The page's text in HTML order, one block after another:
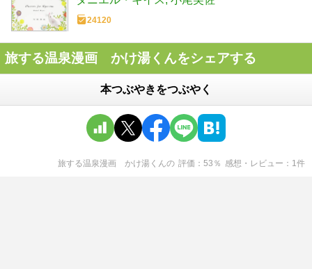
24120
旅する温泉漫画 かけ湯くんをシェアする
本つぶやきをつぶやく
旅する温泉漫画 かけ湯くんの 評価 53 ％ 感想・レビュー 1件